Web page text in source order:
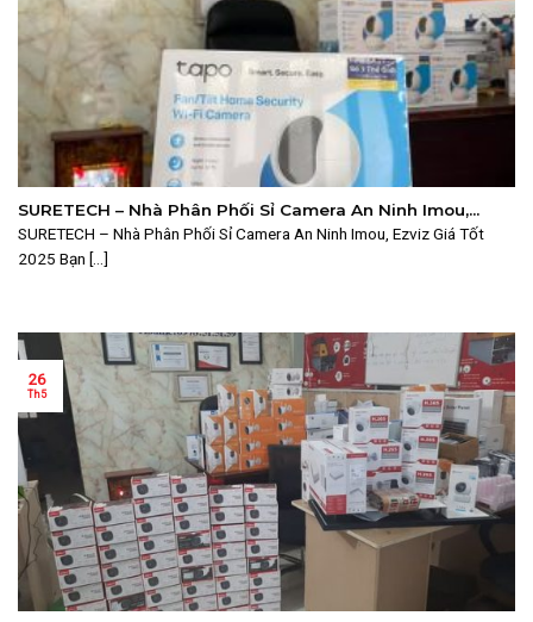
SURETECH – Nhà Phân Phối Sỉ Camera An Ninh Imou,
Ezviz Giá Tốt 2025
SURETECH – Nhà Phân Phối Sỉ Camera An Ninh Imou, Ezviz Giá Tốt
2025 Bạn [...]
26
Th5